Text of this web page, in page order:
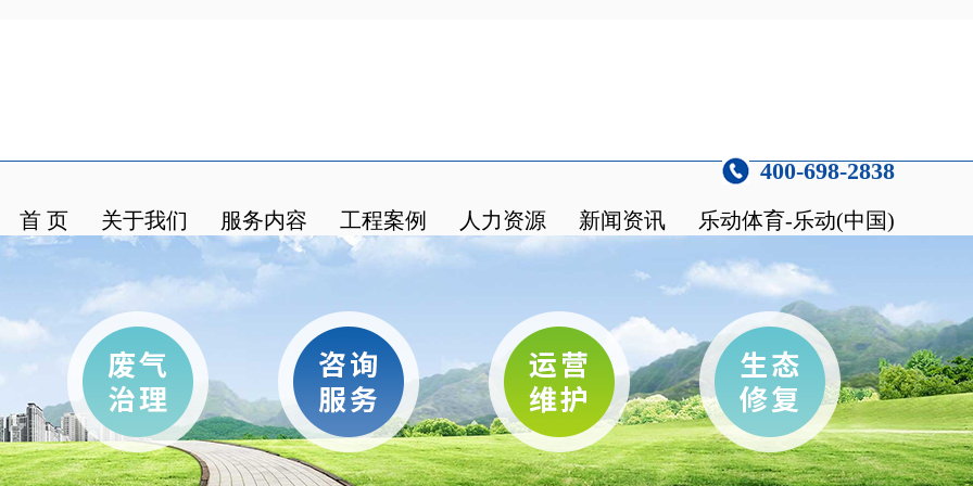
400-698-2838
首 页 关于我们 服务内容 工程案例 人力资源 新闻资讯 乐动体育-乐动(中国)